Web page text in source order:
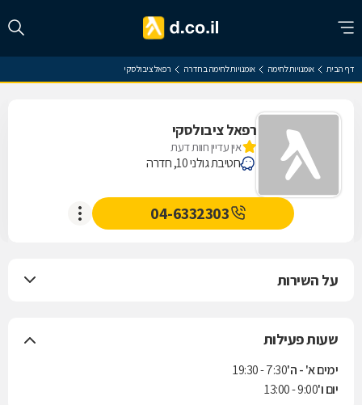
דף הבית אומנויות לחימה אומנויות לחימה בחדרה רפאל ציבולסקי
רפאל ציבולסקי
אין עדיין חוות דעת
חטיבת גולני 10, חדרה
04-6332303
על השירות
שעות פעילות
ימים א' - ה'7:30 - 19:30
יום ו'9:00 - 13:00